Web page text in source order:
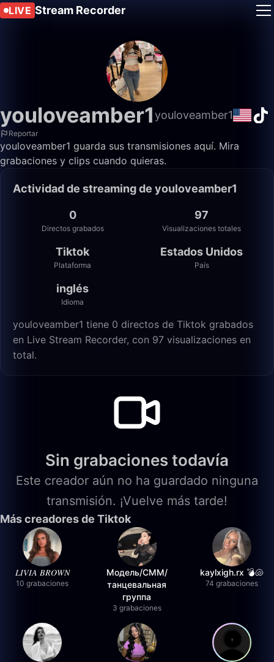
LIVE Stream Recorder
youloveamber1youloveamber1
Reportar
youloveamber1 guarda sus transmisiones aquí. Mira
grabaciones y clips cuando quieras.
Actividad de streaming de youloveamber1
0
Directos grabados
97
Visualizaciones totales
Tiktok
Plataforma
Estados Unidos
País
inglés
Idioma
youloveamber1 tiene 0 directos de Tiktok grabados
en Live Stream Recorder, con 97 visualizaciones en
total.
Sin grabaciones todavía
Este creador aún no ha guardado ninguna
transmisión. ¡Vuelve más tarde!
Más creadores de Tiktok
𝐿𝐼𝑉𝐼𝐴 𝐵𝑅𝑂𝑊𝑁
10 grabaciones
Модель/СММ/
танцевальная
группа
3 grabaciones
kaylxigh.rx 💣🐚
74 grabaciones